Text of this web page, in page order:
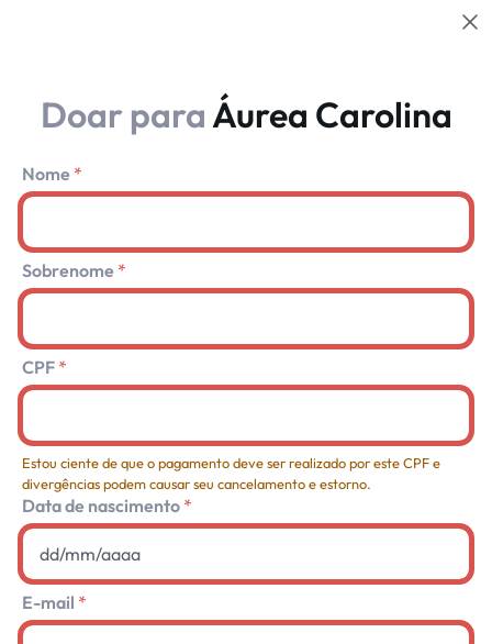
Doar paraÁurea Carolina
Nome
Sobrenome
CPF
Estou ciente de que o pagamento deve ser realizado por este CPF e
divergências podem causar seu cancelamento e estorno.
Data de nascimento
E-mail